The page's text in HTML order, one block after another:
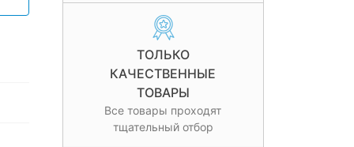
ТОЛЬКО
КАЧЕСТВЕННЫЕ
ТОВАРЫ
Все товары проходят
тщательный отбор